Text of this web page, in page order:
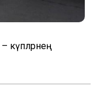
күпләрнең